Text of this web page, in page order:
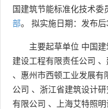
国建筑节能标准化技术委
部。 拟实施日期：发布后
主要起草单位 中国
建设工程有限责任公司 、
、 惠州市西顿工业发展有
公司 、 浙江省建筑设计
有限公司 、 上海艾特照